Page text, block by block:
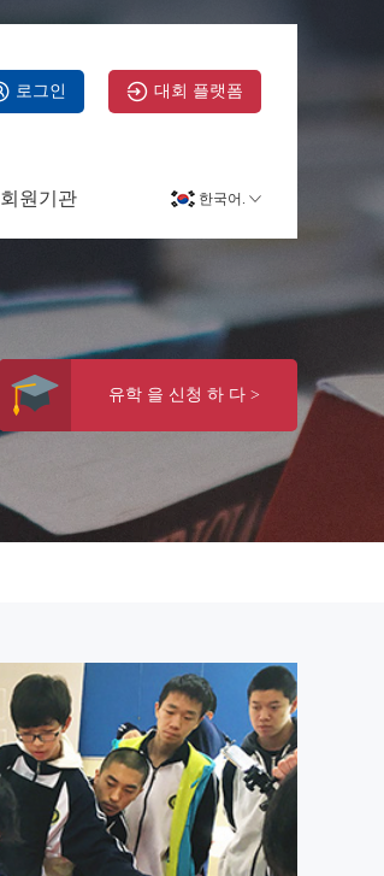
로그인 대회 플랫폼
회원기관 한국어.
유학 을 신청 하 다 >